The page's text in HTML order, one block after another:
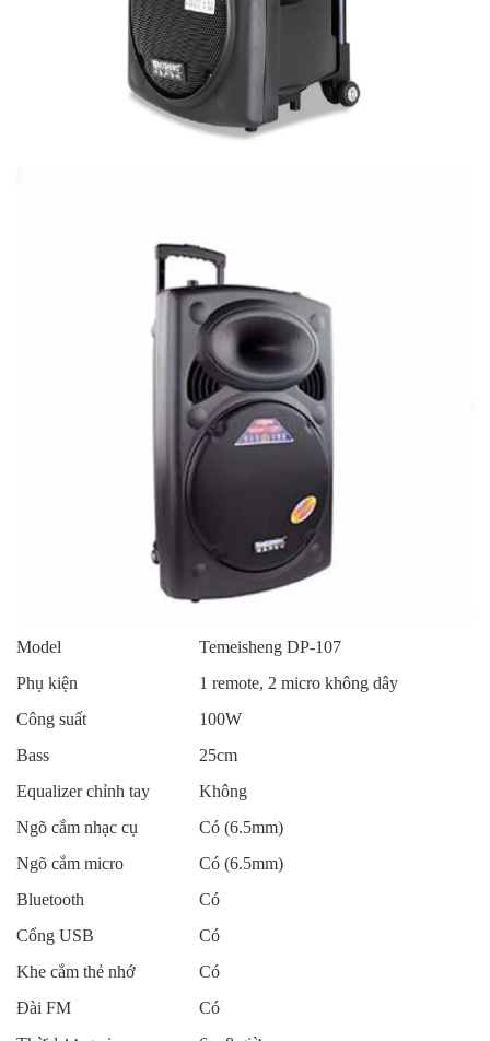
Model
Temeisheng DP-107
Phụ kiện
1 remote, 2 micro không dây
Công suất
100W
Bass
25cm
Equalizer chỉnh tay
Không
Ngõ cắm nhạc cụ
Có (6.5mm)
Ngõ cắm micro
Có (6.5mm)
Bluetooth
Có
Cổng USB
Có
Khe cắm thẻ nhớ
Có
Đài FM
Có